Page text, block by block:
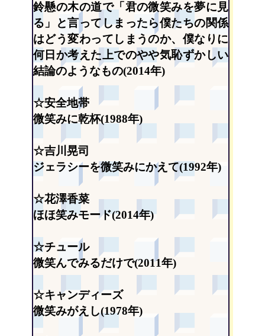
鈴懸の木の道で「君の微笑みを夢に見
る」と言ってしまったら僕たちの関係
はどう変わってしまうのか、僕なりに
何日か考えた上でのやや気恥ずかしい
結論のようなもの(2014年)
☆安全地帯
微笑みに乾杯(1988年)
☆吉川晃司
ジェラシーを微笑みにかえて(1992年)
☆花澤香菜
ほほ笑みモード(2014年)
☆チュール
微笑んでみるだけで(2011年)
☆キャンディーズ
微笑みがえし(1978年)